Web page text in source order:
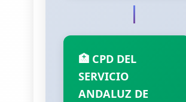
🏥 CPD DEL
SERVICIO
ANDALUZ DE